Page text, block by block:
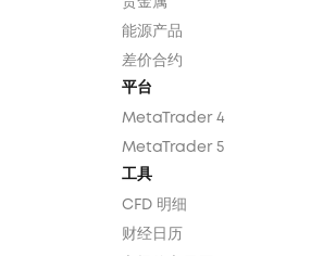
能源产品
差价合约
平台
MetaTrader 4
MetaTrader 5
工具
CFD 明细
财经日历